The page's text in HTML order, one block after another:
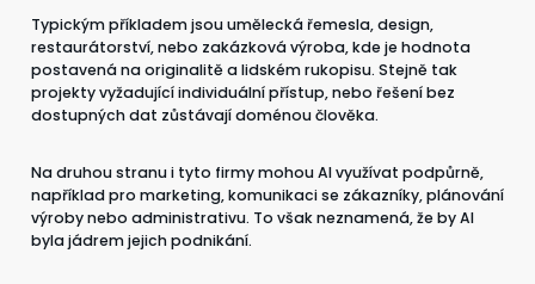
Typickým příkladem jsou umělecká řemesla, design,
restaurátorství, nebo zakázková výroba, kde je hodnota
postavená na originalitě a lidském rukopisu. Stejně tak
projekty vyžadující individuální přístup, nebo řešení bez
dostupných dat zůstávají doménou člověka.
Na druhou stranu i tyto firmy mohou AI využívat podpůrně,
například pro marketing, komunikaci se zákazníky, plánování
výroby nebo administrativu. To však neznamená, že by AI
byla jádrem jejich podnikání.